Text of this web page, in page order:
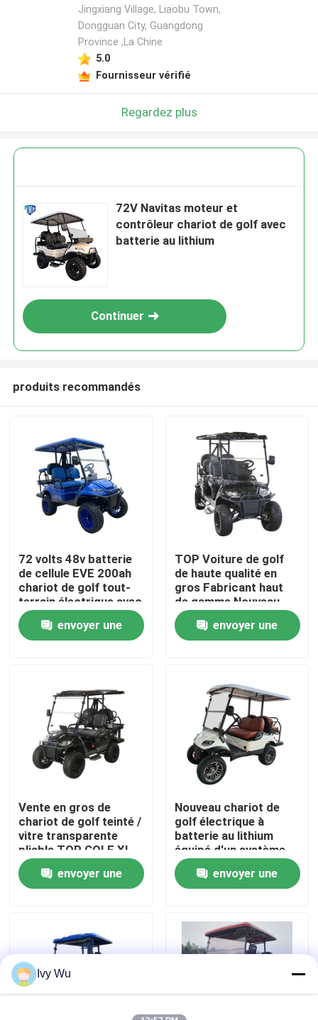
Maison
Au sujet de nous
Visite d'usine
Contact USA
Nouvelles
Miroirs de côté de chariot de golf
Enjoliveurs de chariot de golf
Tableau de bord de chariot de golf
Jingxiang Village, Liaobu Town,
Dongguan City, Guangdong
Province ,La Chine
5.0
Fournisseur vérifié
Regardez plus
72V Navitas moteur et
contrôleur chariot de golf avec
batterie au lithium
Continuer
produits recommandés
72 volts 48v batterie
de cellule EVE 200ah
chariot de golf tout-
terrain électrique avec
2+2 et 4+2 sièges
envoyer une
TOP Voiture de golf
de haute qualité en
gros Fabricant haut
de gamme Nouveau
meilleur matériau Avec
prix bon marché
envoyer une
Vente en gros de
chariot de golf teinté /
vitre transparente
pliable TOP GOLF XL
Chariot avec pneu ESP
STREET LEGAL 14
pouces
envoyer une
Nouveau chariot de
golf électrique à
batterie au lithium
équipé d'un système
de sécurité pour les
visites touristiques
envoyer une
Ivy Wu